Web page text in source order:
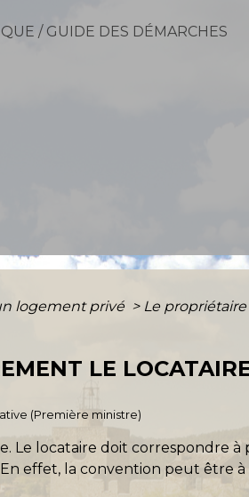
/ GUIDE DES DÉMARCHES
logement privé > Le
LE
(Première ministre)
Le locataire doit correspondre à
En effet, la convention peut être à